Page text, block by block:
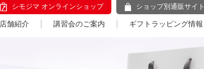
シモジマ オンラインショップ ショップ別通販サイト
店舗紹介 講習会のご案内 ギフトラッピング情報